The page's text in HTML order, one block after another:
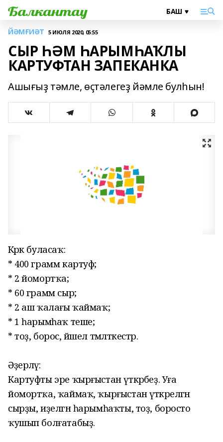
ЙӘМҒИӘТ 5 ИЮЛЯ 2020, 05:55
СЫР ҺӘМ ҺАРЫМҺАҠЛЫ
КАРТУФТАН ЗАПЕКАНКА
Ашығыҙ тәмле, өҫтәлегеҙ йәмле булһын!
Кәрәк буласаҡ:
* 400 грамм картуф;
* 2 йомортҡа;
* 60 грамм сыр;
* 2 аш ҡалағы ҡаймаҡ;
* 1 һарымһаҡ теше;
* тоҙ, борос, йәшел тәмләткестәр.
Әҙерләү:
Картуфты эре ҡырғыстан үткәрәбеҙ. Уға
йомортҡа, ҡаймаҡ, ҡырғыстан үткәрелгән
сырҙы, иҙелгән һарымһаҡты, тоҙ, боросто
ҡушып болғатабыҙ.